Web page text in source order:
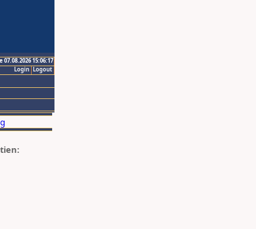
15:06:17
Logout
Login